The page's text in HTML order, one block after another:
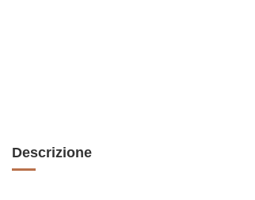
Descrizione